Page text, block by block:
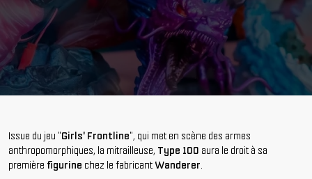
Issue du jeu "Girls' Frontline", qui met en scène des armes
anthropomorphiques, la mitrailleuse, Type 100 aura le droit à sa
première figurine chez le fabricant Wanderer.